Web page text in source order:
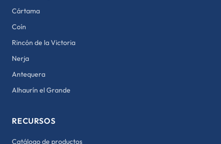
Cártama
Coín
Rincón de la Victoria
Nerja
Antequera
Alhaurín el Grande
RECURSOS
Catálogo de productos